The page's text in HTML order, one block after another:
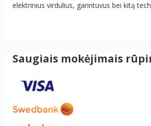
elektrinius virdulius, garintuvus bei kitą
Saugiais mokėjimais